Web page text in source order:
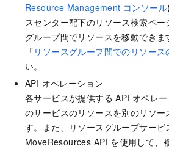
Resource Management コンソール
スセンター配下のリソース検索ペ
グループ間でリソースを移動できま
「 リソースグループ間でのリソース
い。
API オペレーション
各サービスが提供する API オペレ
のサービスのリソースを別のリソー
す。また、リソースグループサービ
MoveResources API を使用して、